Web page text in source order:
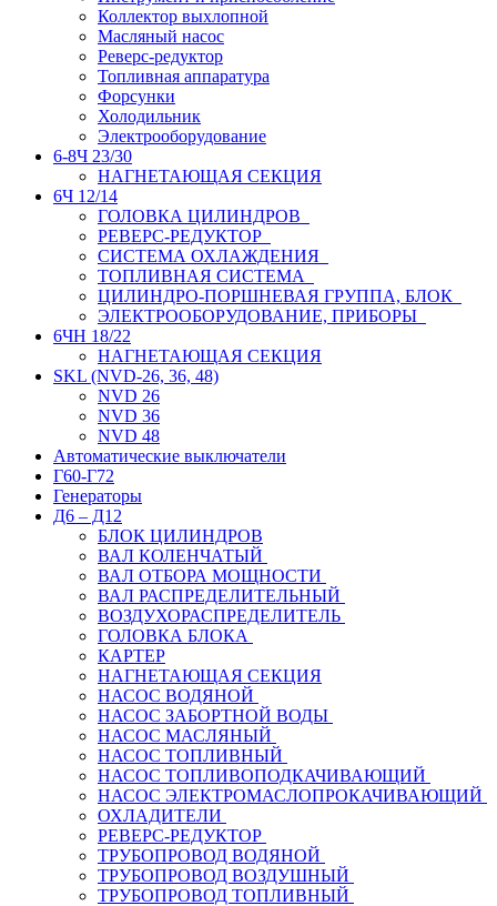
Коллектор выхлопной
Масляный насос
Реверс-редуктор
Топливная аппаратура
Форсунки
Холодильник
Электрооборудование
6-8Ч 23/30
НАГНЕТАЮЩАЯ СЕКЦИЯ
6Ч 12/14
ГОЛОВКА ЦИЛИНДРОВ
РЕВЕРС-РЕДУКТОР
СИСТЕМА ОХЛАЖДЕНИЯ
ТОПЛИВНАЯ СИСТЕМА
ЦИЛИНДРО-ПОРШНЕВАЯ ГРУППА, БЛОК
ЭЛЕКТРООБОРУДОВАНИЕ, ПРИБОРЫ
6ЧН 18/22
НАГНЕТАЮЩАЯ СЕКЦИЯ
SKL (NVD-26, 36, 48)
NVD 26
NVD 36
NVD 48
Автоматические выключатели
Г60-Г72
Генераторы
Д6 – Д12
БЛОК ЦИЛИНДРОВ
ВАЛ КОЛЕНЧАТЫЙ
ВАЛ ОТБОРА МОЩНОСТИ
ВАЛ РАСПРЕДЕЛИТЕЛЬНЫЙ
ВОЗДУХОРАСПРЕДЕЛИТЕЛЬ
ГОЛОВКА БЛОКА
КАРТЕР
НАГНЕТАЮЩАЯ СЕКЦИЯ
НАСОС ВОДЯНОЙ
НАСОС ЗАБОРТНОЙ ВОДЫ
НАСОС МАСЛЯНЫЙ
НАСОС ТОПЛИВНЫЙ
НАСОС ТОПЛИВОПОДКАЧИВАЮЩИЙ
НАСОС ЭЛЕКТРОМАСЛОПРОКАЧИВАЮЩИЙ
ОХЛАДИТЕЛИ
РЕВЕРС-РЕДУКТОР
ТРУБОПРОВОД ВОДЯНОЙ
ТРУБОПРОВОД ВОЗДУШНЫЙ
ТРУБОПРОВОД ТОПЛИВНЫЙ